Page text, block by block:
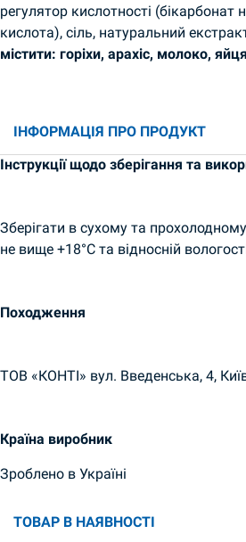
регулятор кислотності (бікарбонат
кислота), сіль, натуральний
містити: горіхи, арахіс, молоко,
ІНФОРМАЦІЯ ПРО ПРОДУКТ
Інструкції щодо зберігання та
Зберігати в сухому та
не вище +18°C та відносній
Походження
ТОВ «КОНТІ» вул. Введенська, 4,
Країна виробник
Зроблено в Україні
ТОВАР В НАЯВНОСТІ